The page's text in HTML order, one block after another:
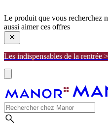
Le produit que vous recherchez
aussi aimer ces offres
Les indispensables de la rentrée >